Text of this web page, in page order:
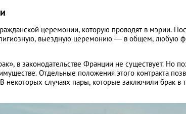
церемонии, которую проводят в мэрии.
выездную церемонию — в общем, любую
в законодательстве Франции не существует. Но
Отдельные положения этого контракта
некоторых случаях пары, которые заключили брак